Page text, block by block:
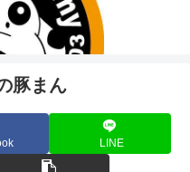
豚まん
LINE